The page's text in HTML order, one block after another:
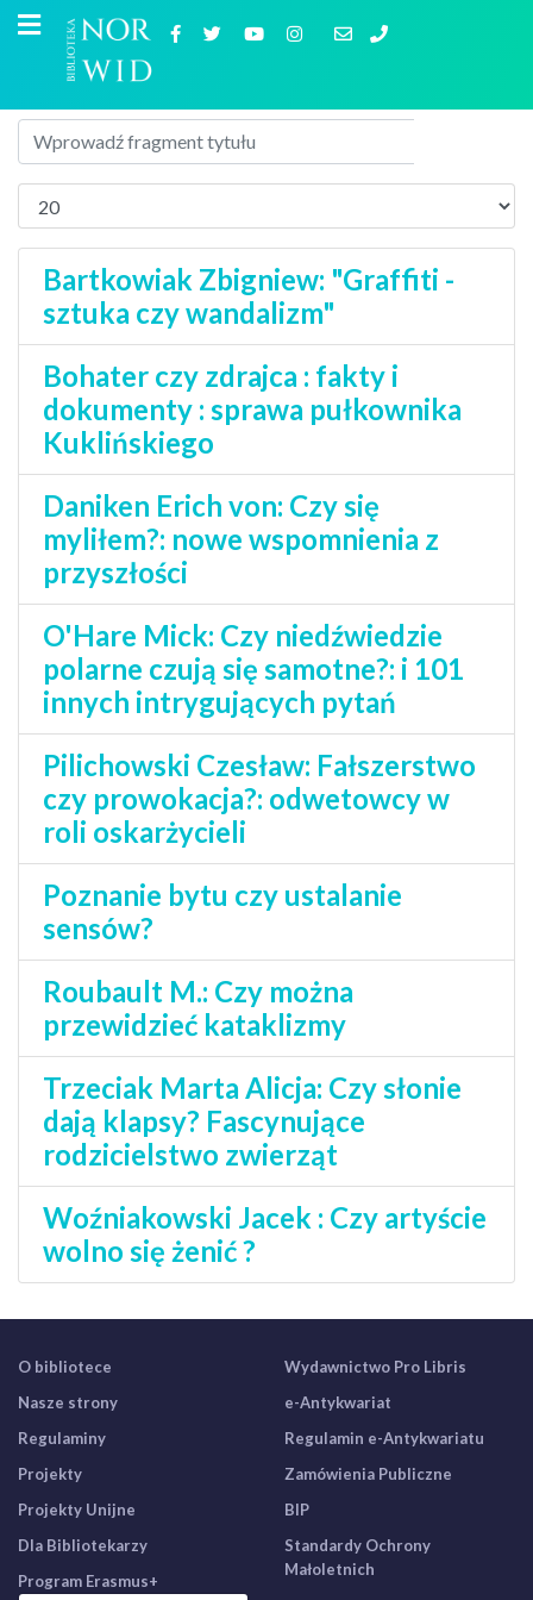
Bartkowiak Zbigniew: "Graffiti -
sztuka czy wandalizm"
Bohater czy zdrajca : fakty i
dokumenty : sprawa pułkownika
Kuklińskiego
Daniken Erich von: Czy się
myliłem?: nowe wspomnienia z
przyszłości
O'Hare Mick: Czy niedźwiedzie
polarne czują się samotne?: i 101
innych intrygujących pytań
Pilichowski Czesław: Fałszerstwo
czy prowokacja?: odwetowcy w
roli oskarżycieli
Poznanie bytu czy ustalanie
sensów?
Roubault M.: Czy można
przewidzieć kataklizmy
Trzeciak Marta Alicja: Czy słonie
dają klapsy? Fascynujące
rodzicielstwo zwierząt
Woźniakowski Jacek : Czy artyście
wolno się żenić ?
O bibliotece
Nasze strony
Regulaminy
Projekty
Projekty Unijne
Dla Bibliotekarzy
Program Erasmus+
Wydawnictwo Pro Libris
e-Antykwariat
Regulamin e-Antykwariatu
Zamówienia Publiczne
BIP
Standardy Ochrony
Małoletnich